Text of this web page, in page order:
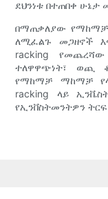
ደህንነቱ በተጠበቀ
በማጠቃለያው
ለሚፈልጉ መጋዘኖች
racking
ተለዋዋጭነት፣ ወጪ
የማከማቻ ማከማቻ
racking ላይ
የኢንቨስትመንትዎን